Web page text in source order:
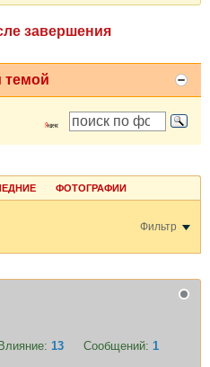
завершения
темой
ФОТОГРАФИИ
Фильтр
Влияние: 13 Сообщений: 1